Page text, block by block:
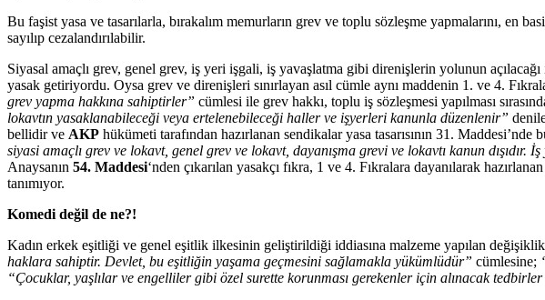
Bu faşist yasa ve tasarılarla, bırakalım memurların grev ve toplu sözleşme yapmalarını, en
sayılıp cezalandırılabilir.
Siyasal amaçlı grev, genel grev, iş yeri işgali, iş yavaşlatma gibi direnişlerin yolunun açılacağı
yasak getiriyordu. Oysa grev ve direnişleri sınırlayan asıl cümle aynı maddenin 1. ve 4.
grev yapma hakkına sahiptirler” cümlesi ile grev hakkı, toplu iş sözleşmesi yapılması
lokavtın yasaklanabileceği veya ertelenebileceği haller ve işyerleri kanunla düzenlenir”
bellidir ve AKP hükümeti tarafından hazırlanan sendikalar yasa tasarısının 31. Maddesi’nde
siyasi amaçlı grev ve lokavt, genel grev ve lokavt, dayanışma grevi ve lokavtı kanun
Anaysanın 54. Maddesi‘nden çıkarılan yasakçı fıkra, 1 ve 4. Fıkralara dayanılarak
tanımıyor.
Komedi değil de ne?!
Kadın erkek eşitliği ve genel eşitlik ilkesinin geliştirildiği iddiasına malzeme yapılan
haklara sahiptir. Devlet, bu eşitliğin yaşama geçmesini sağlamakla yükümlüdür” cümlesine;
“Çocuklar, yaşlılar ve engelliler gibi özel surette korunması gerekenler için alınacak tedbirler